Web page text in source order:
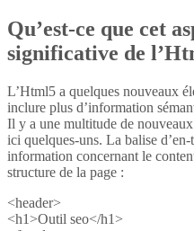
Qu’est-ce que cet
significative de
L’Html5 a quelques nouveaux
inclure plus d’information
Il y a une multitude de
ici quelques-uns. La balise d’en-
information concernant le
structure de la page :
<header>
<h1>Outil seo</h1>